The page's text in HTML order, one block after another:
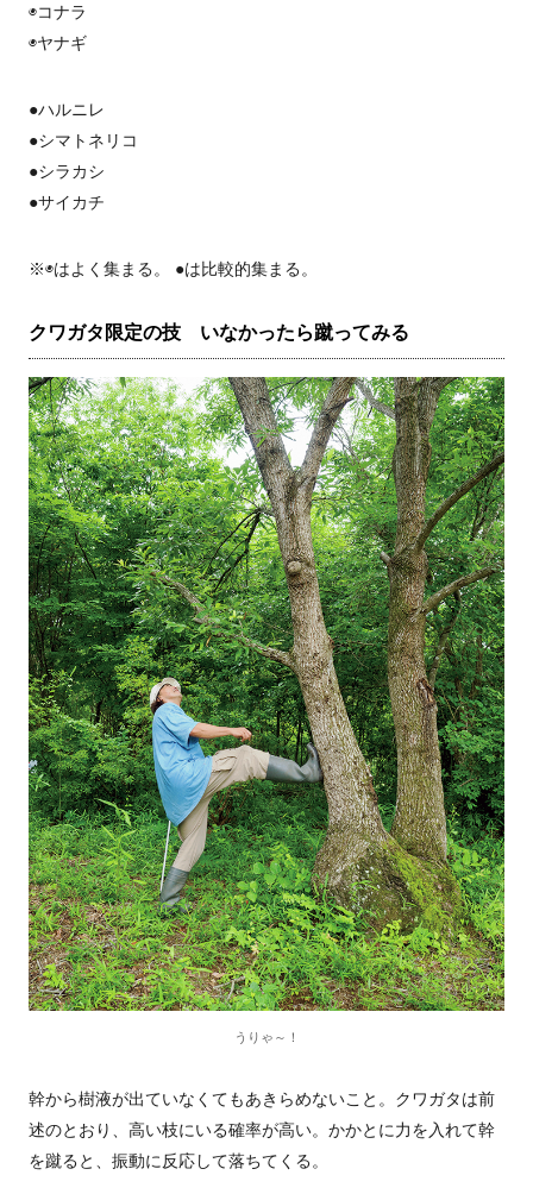
◉コナラ
◉ヤナギ
●ハルニレ
●シマトネリコ
●シラカシ
●サイカチ
※◉はよく集まる。 ●は比較的集まる。
クワガタ限定の技 いなかったら蹴ってみる
うりゃ～！
幹から樹液が出ていなくてもあきらめないこと。クワガタは前
述のとおり、高い枝にいる確率が高い。かかとに力を入れて幹
を蹴ると、振動に反応して落ちてくる。